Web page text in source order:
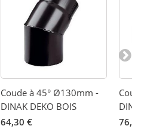
Coude à 45° Ø130mm -
DINAK DEKO BOIS
64,30 €